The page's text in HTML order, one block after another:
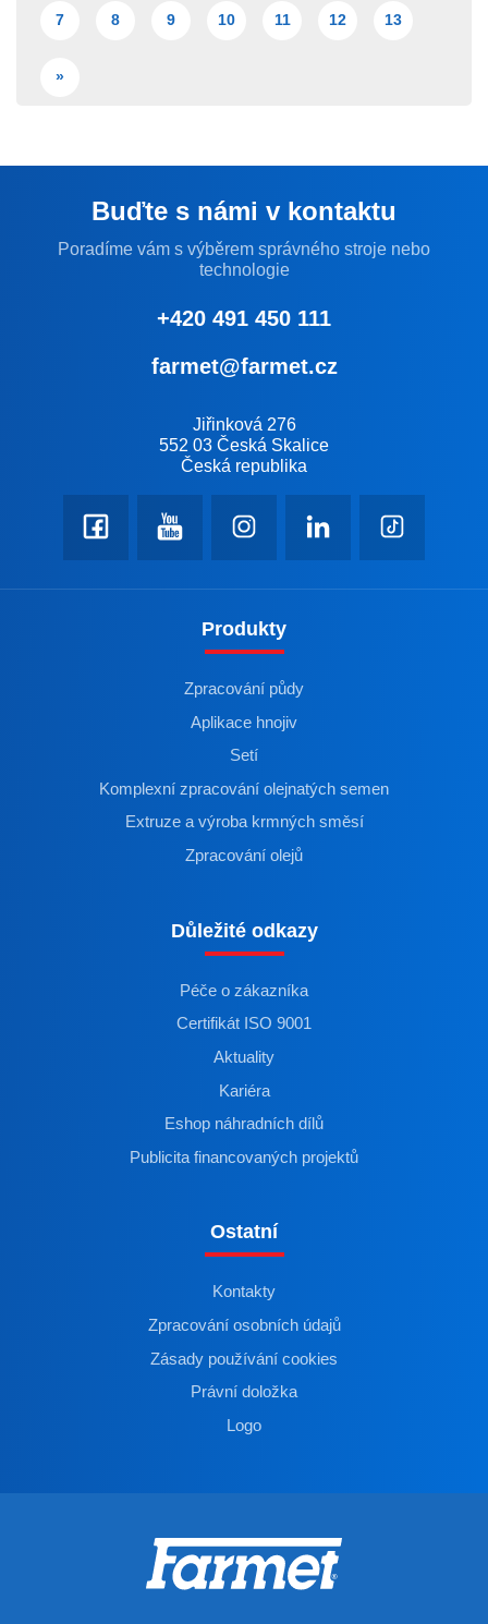
7 8 9 10 11 12 13
»
Buďte s námi v kontaktu
Poradíme vám s výběrem správného stroje nebo
technologie
+420 491 450 111
farmet@farmet.cz
Jiřinková 276
552 03 Česká Skalice
Česká republika
Produkty
Zpracování půdy
Aplikace hnojiv
Setí
Komplexní zpracování olejnatých semen
Extruze a výroba krmných směsí
Zpracování olejů
Důležité odkazy
Péče o zákazníka
Certifikát ISO 9001
Aktuality
Kariéra
Eshop náhradních dílů
Publicita financovaných projektů
Ostatní
Kontakty
Zpracování osobních údajů
Zásady používání cookies
Právní doložka
Logo